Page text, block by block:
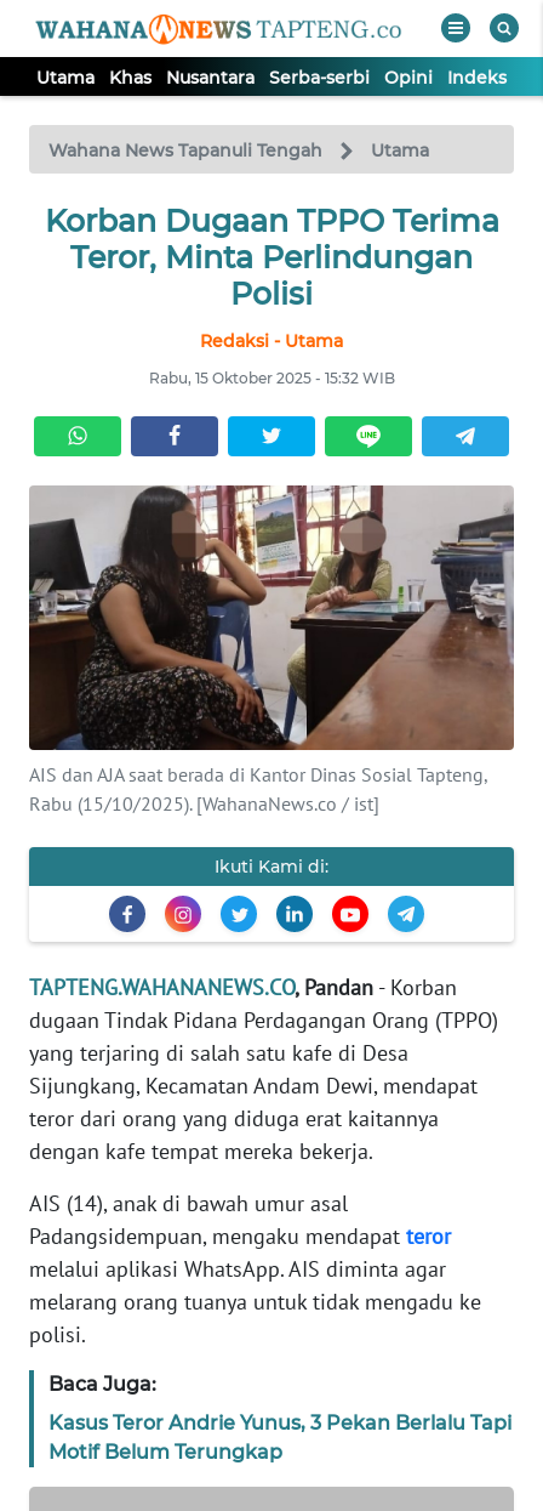
Utama Khas Nusantara Serba-serbi Opini Indeks
Wahana News Tapanuli Tengah Utama
Korban Dugaan TPPO Terima
Teror, Minta Perlindungan
Polisi
Redaksi - Utama
Rabu, 15 Oktober 2025 - 15:32 WIB
AIS dan AJA saat berada di Kantor Dinas Sosial Tapteng,
Rabu (15/10/2025). [WahanaNews.co / ist]
Ikuti Kami di:
TAPTENG.WAHANANEWS.CO, Pandan - Korban
dugaan Tindak Pidana Perdagangan Orang (TPPO)
yang terjaring di salah satu kafe di Desa
Sijungkang, Kecamatan Andam Dewi, mendapat
teror dari orang yang diduga erat kaitannya
dengan kafe tempat mereka bekerja.
AIS (14), anak di bawah umur asal
Padangsidempuan, mengaku mendapat teror
melalui aplikasi WhatsApp. AIS diminta agar
melarang orang tuanya untuk tidak mengadu ke
polisi.
Baca Juga:
Kasus Teror Andrie Yunus, 3 Pekan Berlalu Tapi
Motif Belum Terungkap
TV
Tutup
UTAMA
SERBA-
SERBI
OPINI
Informasi
INDEKS
KONTAK
KAMI
INFO
PEDOMAN
MEDIA
REDAKSI
DISCLAIMER
Wahana
Regional
WN
SUMUT